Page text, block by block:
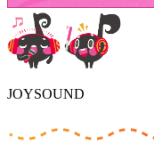
JOYSOUND